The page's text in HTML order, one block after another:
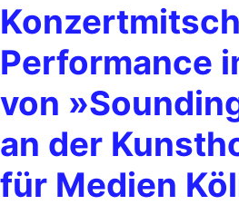
Performance
von
an der
für Medien